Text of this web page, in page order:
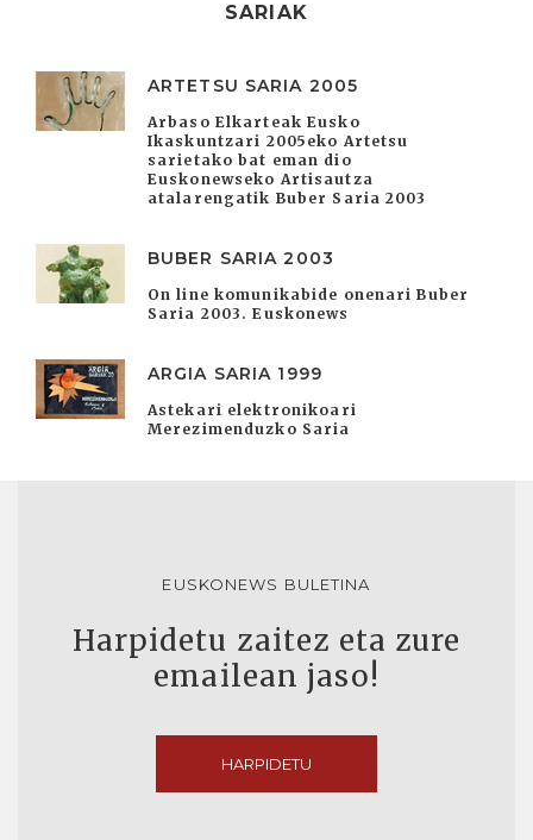
SARIAK
ARTETSU SARIA 2005
Arbaso Elkarteak Eusko
Ikaskuntzari 2005eko Artetsu
sarietako bat eman dio
Euskonewseko Artisautza
atalarengatik Buber Saria 2003
BUBER SARIA 2003
On line komunikabide onenari Buber
Saria 2003. Euskonews
ARGIA SARIA 1999
Astekari elektronikoari
Merezimenduzko Saria
EUSKONEWS BULETINA
Harpidetu zaitez eta zure
emailean jaso!
HARPIDETU